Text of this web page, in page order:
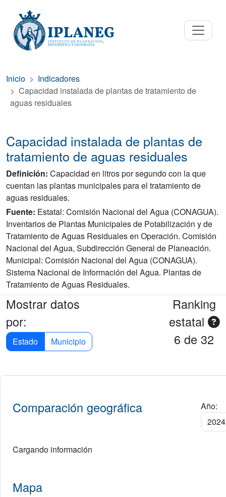
Inicio
Indicadores
Capacidad instalada de plantas de tratamiento de
aguas residuales
Capacidad instalada de plantas de
tratamiento de aguas residuales
Definición: Capacidad en litros por segundo con la que
cuentan las plantas municipales para el tratamiento de
aguas residuales.
Fuente: Estatal: Comisión Nacional del Agua (CONAGUA).
Inventarios de Plantas Municipales de Potabilización y de
Tratamiento de Aguas Residuales en Operación. Comisión
Nacional del Agua, Subdirección General de Planeación.
Municipal: Comisión Nacional del Agua (CONAGUA).
Sistema Nacional de Información del Agua. Plantas de
Tratamiento de Aguas Residuales.
Mostrar datos
por:
Estado Municipio
Ranking
estatal
6 de 32
Comparación geográfica Año:
Cargando información
Mapa